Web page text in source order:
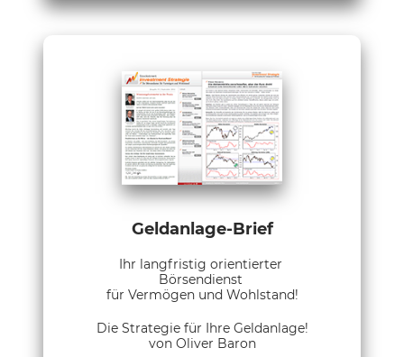
Geldanlage-Brief
Ihr langfristig orientierter
Börsendienst
für Vermögen und Wohlstand!
Die Strategie für Ihre Geldanlage!
von Oliver Baron